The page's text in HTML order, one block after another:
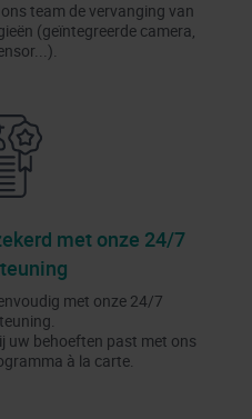
team de vervanging van
(geïntegreerde camera,
met onze 24/7
met onze 24/7
uw behoeften past met ons
à la carte.